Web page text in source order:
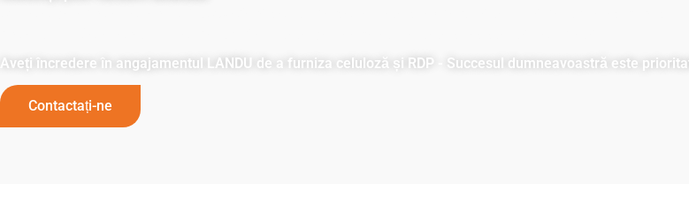
Aveți încredere în angajamentul LANDU de a furniza celuloză și RDP - Succesul dumneavoastră este
Contactați-ne